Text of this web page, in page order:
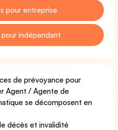
pour entreprise
indépendant
de prévoyance pour
Agent / Agente de
se décomposent en
décès et invalidité